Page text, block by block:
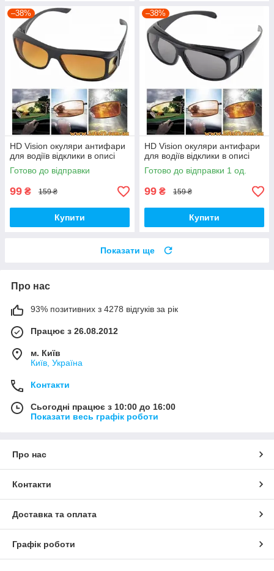
–38%
HD Vision окуляри антифари
для водіїв відклики в описі
Готово до відправки
99 ₴ 159 ₴
Купити
–38%
HD Vision окуляри антифари
для водіїв відклики в описі
Готово до відправки 1 од.
99 ₴ 159 ₴
Купити
Показати ще
Про нас
93% позитивних з 4278 відгуків за рік
Працює з 26.08.2012
м. Київ
Київ, Україна
Контакти
Сьогодні працює з 10:00 до 16:00
Показати весь графік роботи
Про нас
Контакти
Доставка та оплата
Графік роботи